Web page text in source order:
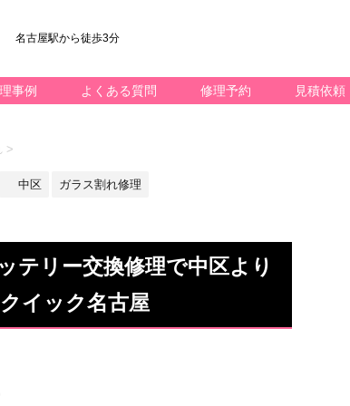
名古屋駅から徒歩3分
事例 よくある質問 修理予約 見積依頼
>
中区 ガラス割れ修理
テリー交換修理で中区より
イック名古屋